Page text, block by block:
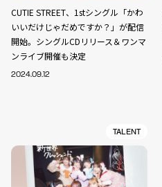
CUTIE STREET、1stシングル「かわ
いいだけじゃだめですか？」が配信
開始。シングルCDリリース＆ワンマ
ンライブ開催も決定
2024.09.12
TALENT